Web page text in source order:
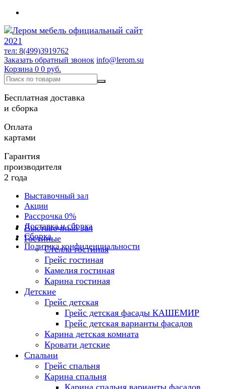
тел: 8(499)3919762
Заказать обратный звонок info@lerom.su
Корзина 0 0 руб.
Бесплатная доставка
и сборка
Оплата
картами
Гарантия
производителя
2 года
Выставочный зал
Акции
Рассрочка 0%
Доставка и сборка
Сборка
Политика конфиденциальности
Выставочный зал
Гостиные
Стелла гостиная
Грейс гостиная
Камелия гостиная
Карина гостиная
Детские
Грейс детская
Грейс детская фасады КАШЕМИР
Грейс детская варианты фасадов
Карина детская комната
Кровати детские
Спальни
Грейс спальня
Карина спальня
Карина спальня варианты фасадов